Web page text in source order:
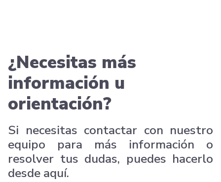
¿Necesitas más
información u
orientación?
Si necesitas contactar con nuestro
equipo para más información o
resolver tus dudas, puedes hacerlo
desde aquí.